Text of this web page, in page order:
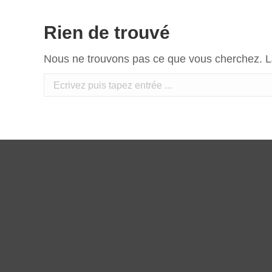
Rien de trouvé
Nous ne trouvons pas ce que vous cherchez.
Recherche